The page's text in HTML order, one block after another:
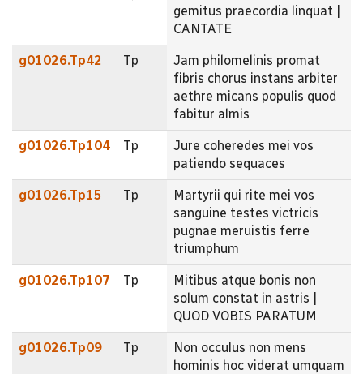
gemitus praecordia linquat |
CANTATE
g01026.Tp42 Tp
Jam philomelinis promat
fibris chorus instans arbiter
aethre micans populis quod
fabitur almis
g01026.Tp104 Tp
Jure coheredes mei vos
patiendo sequaces
g01026.Tp15 Tp
Martyrii qui rite mei vos
sanguine testes victricis
pugnae meruistis ferre
triumphum
g01026.Tp107 Tp
Mitibus atque bonis non
solum constat in astris |
QUOD VOBIS PARATUM
g01026.Tp09 Tp
Non occulus non mens
hominis hoc viderat umquam